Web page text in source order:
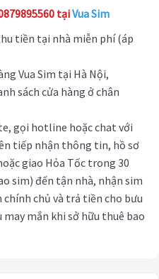
tạiVua Sim
tiền tại nhà miễn phí (áp
Vua Sim tại Hà Nội,
sách cửa hàng ở chân
gọi hotline hoặc chat với
tiếp nhận thông tin, hồ sơ
giao Hỏa Tốc trong 30
sim) đến tận nhà, nhận sim
chủ và trả tiền cho bưu
may mắn khi sở hữu thuê bao